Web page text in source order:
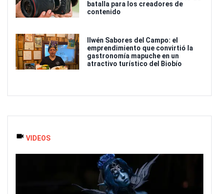
batalla para los creadores de
contenido
Ilwén Sabores del Campo: el
emprendimiento que convirtió la
gastronomía mapuche en un
atractivo turístico del Biobío
VIDEOS